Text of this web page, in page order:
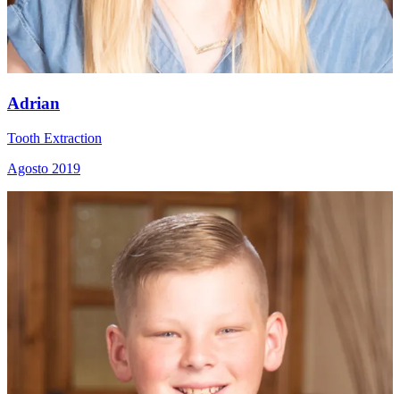
Adrian
Tooth Extraction
Agosto 2019